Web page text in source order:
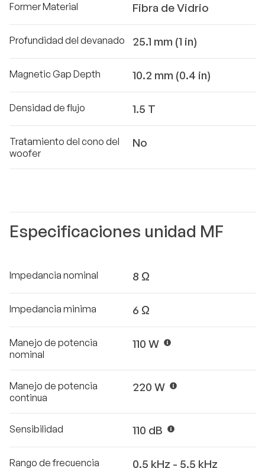
Former Material Fibra de Vidrio
Profundidad del devanado 25.1 mm (1 in)
Magnetic Gap Depth 10.2 mm (0.4 in)
Densidad de flujo 1.5 T
Tratamiento del cono del
woofer
No
Especificaciones unidad MF
Impedancia nominal 8 Ω
Impedancia minima 6 Ω
Manejo de potencia
nominal
110 W
Manejo de potencia
continua
220 W
Sensibilidad 110 dB
Rango de frecuencia 0.5 kHz - 5.5 kHz